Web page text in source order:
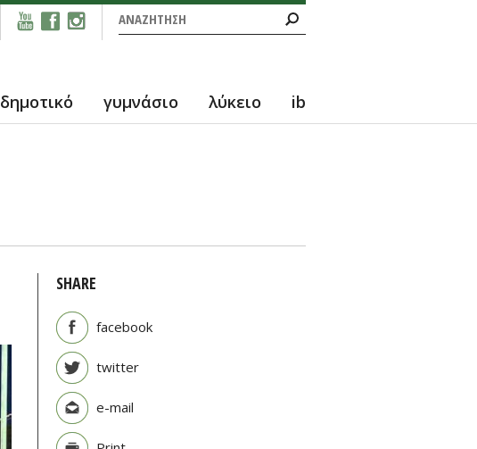
Φόρμα αναζήτησης
Αναζήτηση
δημοτικό γυμνάσιο λύκειο ib
SHARE
facebook
twitter
e-mail